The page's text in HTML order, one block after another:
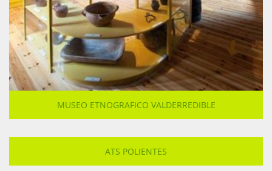
MUSEO ETNOGRAFICO VALDERREDIBLE
ATS POLIENTES